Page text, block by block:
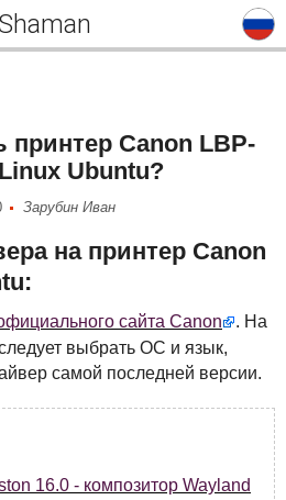
принтер Canon LBP-
Ubuntu?
Зарубин Иван
на принтер Canon
сайта Canon
. На
выбрать ОС и язык,
самой последней версии.
16.0 - композитор Wayland